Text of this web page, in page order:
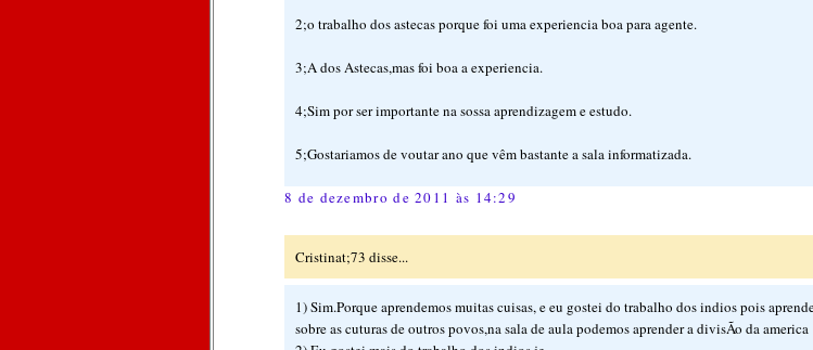
2;o trabalho dos astecas porque foi uma experiencia boa para agente.
3;A dos Astecas,mas foi boa a experiencia.
4;Sim por ser importante na sossa aprendizagem e estudo.
5;Gostariamos de voutar ano que vêm bastante a sala informatizada.
8 de dezembro de 2011 às 14:29
Cristinat;73 disse...
1) Sim.Porque aprendemos muitas cuisas, e eu gostei do trabalho dos indios pois
sobre as cuturas de outros povos,na sala de aula podemos aprender a divisÃo da america